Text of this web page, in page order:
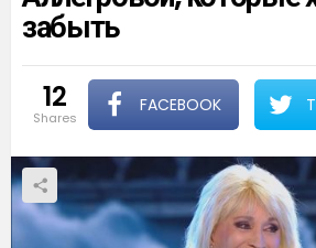
забыть
12
shares
FACEBOOK